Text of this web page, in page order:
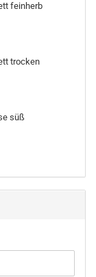
feinherb
trocken
süß